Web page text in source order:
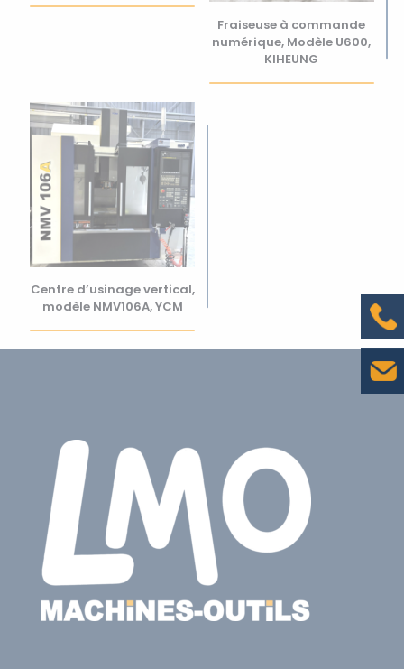
Fraiseuse à commande
numérique, Modèle U600,
KIHEUNG
Centre d’usinage vertical,
modèle NMV106A, YCM